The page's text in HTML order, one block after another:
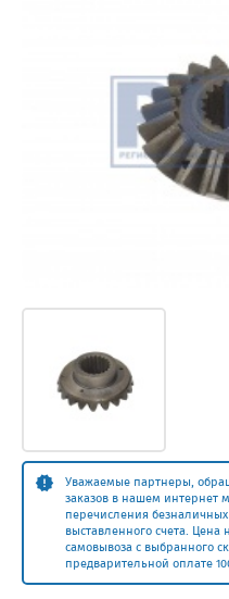
Уважаемые партнеры,
заказов в нашем интернет
перечисления
выставленного счета. Цена
самовывоза с выбранного
предварительной оплате